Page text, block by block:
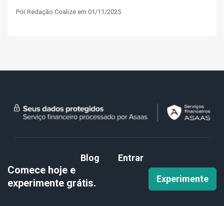
Por Redação Coalize em 01/11/2025
Blog Entrar
Comece hoje e
experimente grátis. Experimente